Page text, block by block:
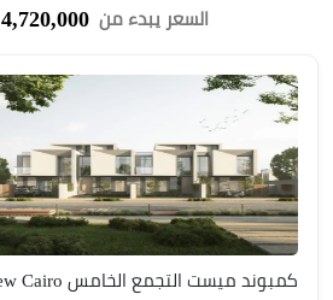
السعر يبدء من 4,720,000 ج.م
كمبوند ميست التجمع الخامس Mist New Cairo بمقدم 6%